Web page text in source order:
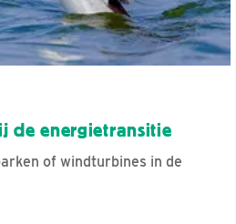
de energietransitie
of windturbines in de